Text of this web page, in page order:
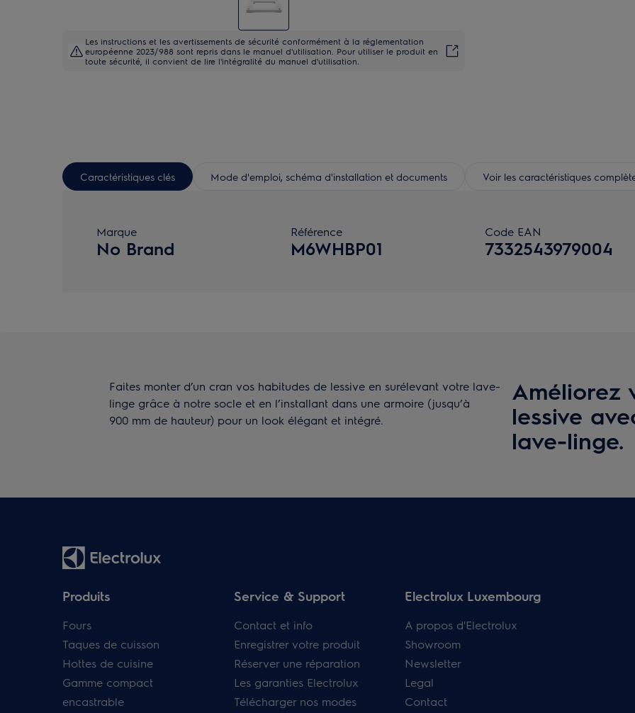
Les instructions et les avertissements de sécurité conformément à la réglementation
européenne 2023/988 sont repris dans le manuel d'utilisation. Pour utiliser le produit en
toute sécurité, il convient de lire l'intégralité du manuel d'utilisation.
Caractéristiques clés Mode d'emploi, schéma d'installation et documents Voir les caractéristiques
Marque
No Brand
Référence
M6WHBP01
Code EAN
7332543979004
Améliorez
lessive
lave-linge.
Faites monter d’un cran vos habitudes de lessive en surélevant votre lave-
linge grâce à notre socle et en l’installant dans une armoire (jusqu’à
900 mm de hauteur) pour un look élégant et intégré.
Produits
Fours
Taques de cuisson
Hottes de cuisine
Gamme compact
encastrable
Service & Support
Contact et info
Enregistrer votre produit
Réserver une réparation
Les garanties Electrolux
Télécharger nos modes
Electrolux Luxembourg
A propos d'Electrolux
Showroom
Newsletter
Legal
Contact